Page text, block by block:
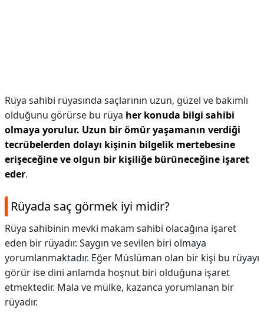
Rüya sahibi rüyasında saçlarının uzun, güzel ve bakımlı
olduğunu görürse bu rüya her konuda bilgi sahibi
olmaya yorulur. Uzun bir ömür yaşamanın verdiği
tecrübelerden dolayı kişinin bilgelik mertebesine
erişeceğine ve olgun bir kişiliğe bürüneceğine işaret
eder.
Rüyada saç görmek iyi midir?
Rüya sahibinin mevki makam sahibi olacağına işaret
eden bir rüyadır. Saygın ve sevilen biri olmaya
yorumlanmaktadır. Eğer Müslüman olan bir kişi bu rüyayı
görür ise dini anlamda hoşnut biri olduğuna işaret
etmektedir. Mala ve mülke, kazanca yorumlanan bir
rüyadır.